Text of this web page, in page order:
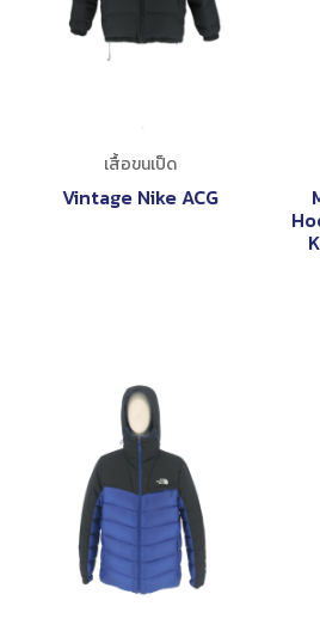
เสื้อขนเป็ด
Vintage Nike ACG